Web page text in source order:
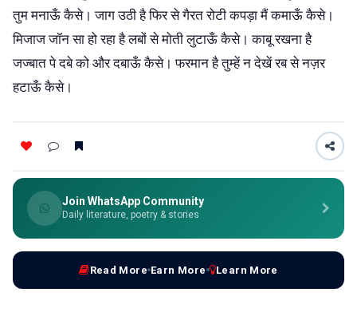
तुम मनाऊँ कैसे। जाग उठी है फिर से गैरत रोटी कपड़ा मैं कमाऊँ कैसे।
मिजाज जॉन सा हो रहा है लबों से मोती लुटाऊँ कैसे। काबू रखना है
जज्बात पे दबे को और दबाऊँ कैसे। फरमान है तुम्हें न देखें रब से नज़र
हटाऊँ कैसे।
Join WhatsApp Community
Daily literature, poetry & stories
Read More Earn More Learn More